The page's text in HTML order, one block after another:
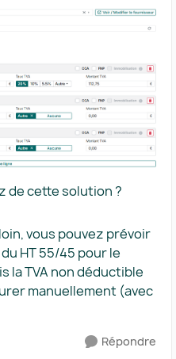
de cette solution ?
vous pouvez prévoir
HT 55/45 pour le
la TVA non déductible
manuellement (avec
Répondre